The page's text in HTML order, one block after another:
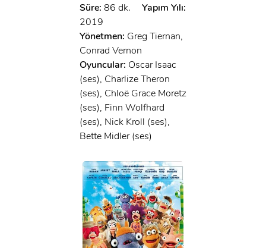
Süre: 86 dk.
Yapım Yılı:
2019
Yönetmen: Greg Tiernan,
Conrad Vernon
Oyuncular: Oscar Isaac
(ses), Charlize Theron
(ses), Chloë Grace Moretz
(ses), Finn Wolfhard
(ses), Nick Kroll (ses),
Bette Midler (ses)